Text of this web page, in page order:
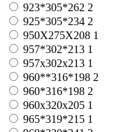
923*305*262 2
925*305*234 2
950X275X208 1
957*302*213 1
957x302x213 1
960**316*198 2
960*316*198 2
960x320x205 1
965*319*215 1